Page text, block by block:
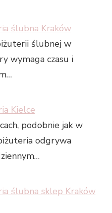
ślubna Kraków
ślubnej w
wymaga czasu i
Kielce
podobnie jak w
odgrywa
ślubna sklep Kraków